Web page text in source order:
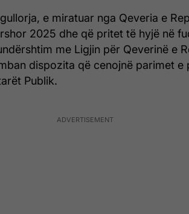
e miratuar nga Qeveria e
2025 dhe që pritet të hyjë në
me Ligjin për Qeverinë e
dispozita që cenojnë parimet e
Publik.